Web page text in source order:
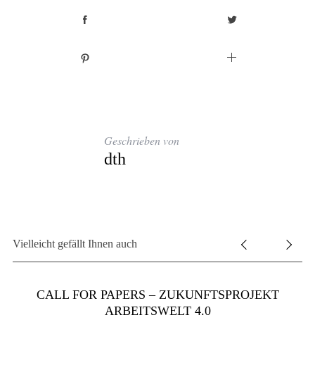
Geschrieben von
dth
Vielleicht gefällt Ihnen auch
CALL FOR PAPERS – ZUKUNFTSPROJEKT
ARBEITSWELT 4.0
h
c